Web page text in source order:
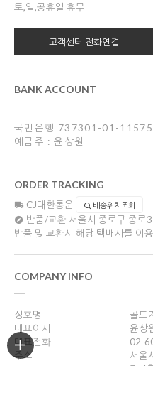
토,일,공휴일 휴무
고객센터 전화연결
BANK ACCOUNT
국민은행 737301-01-
예금주 : 윤상원
ORDER TRACKING
CJ대한통운 배송위치조회
반품/교환 서울시 종로구 종로
반품 및 교환시 해당 택배사를 이
COMPANY INFO
상호명
골드
대표이사
윤상
대표전화
02-
주소
서울
가 4층